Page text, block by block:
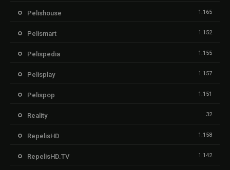
Pelishouse 1.165
Pelismart 1.152
Pelispedia 1.155
Pelisplay 1.157
Pelispop 1.151
Reality 32
RepelisHD 1.158
RepelisHD.TV 1.142